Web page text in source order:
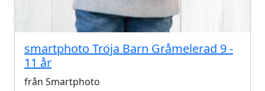
smartphoto Tröja Barn Gråmelerad 9 -
11 år
från Smartphoto